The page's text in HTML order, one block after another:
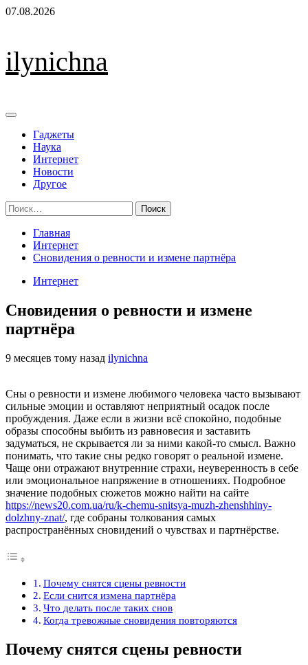
Перейти
07.08.2026
ilynichna
Основное
Гаджеты
Наука
Интернет
Новости
Другое
Найти:
Главная
Интернет
Сновидения о ревности и измене партнёра
Интернет
Сновидения о ревности и измене
партнёра
9 месяцев тому назад ilynichna
Сны о ревности и измене любимого человека часто вызывают
сильные эмоции и оставляют неприятный осадок после
пробуждения. Даже если в жизни всё спокойно, подобные
образы способны выбить из равновесия и заставить
задуматься, не скрывается ли за ними какой-то смысл. Важно
понимать, что такие сны редко говорят о реальной измене.
Чаще они отражают внутренние страхи, неуверенность в себе
или эмоциональное напряжение в отношениях. Подробное
значение подобных сюжетов можно найти на сайте
https://news20.com.ua/ru/k-chemu-snitsya-muzh-zhenshhiny-
dolzhny-znat/, где собраны толкования самых
распространённых сновидений о чувствах и партнёрстве.
Почему снятся сцены ревности
Если снится измена партнёра
Что делать после таких снов
Когда тревожные сновидения повторяются
Почему снятся сцены ревности